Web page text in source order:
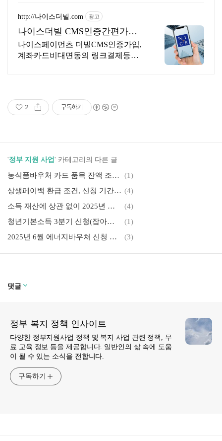
http://나이스더빌.com 광고
나이스더빌 CMS인증간편가입
나이스페이먼츠(주)지정신청
나이스페이먼츠 더빌CMS인증가입,
계좌카드비대면동의 링크결제등간
스
2 구독하기
'정부 지원 사업 ' 카테고리의 다른 글
농식품바우처 카드 품목 잔액 조회 꿀팁 공개! 대상·금액·사용처까지 한눈에
(1)
상생페이백 환급 조건, 신청 기간, 예상 환급금, 활용꿀팁 총정리! 온누리상품권 및 상생소비복권 이벤트까지! (4)
소득 재산에 상관 없이 2025년 아동수당 받기(신청 대상, 절차, 지급 일정)
(4)
청년기본소득 3분기 신청(잡아봐) 및 지급액(분기별 25만 원씩 총 100만 원을 준다고?)
(1)
2025년 6월 에너지바우처 신청 총정리, 최대 71만 원 지원받는 법(지원금액, 지원대상, 신청방법 총정리)
(3)
댓글
정부 복지 정책 인사이트
다양한 정부지원사업 정책 및 복지 사업 관련 정책, 무
료 교육 정보 등을 제공합니다. 일반인의 삶 속에 도움
이 될 수 있는 소식을 전합니다.
구독하기